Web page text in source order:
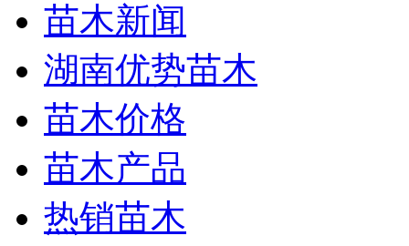
苗木新闻
湖南优势苗木
苗木价格
苗木产品
热销苗木